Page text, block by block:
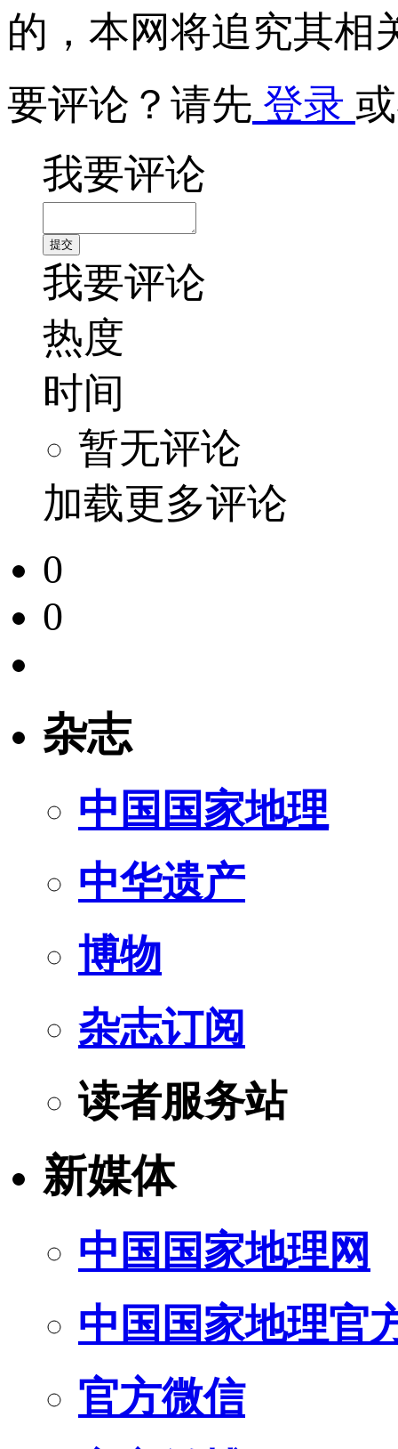
的，本网将追究其相
要评论？请先 登录
我要评论
我要评论
热度
时间
暂无评论
加载更多评论
0
0
杂志
中国国家地理
中华遗产
博物
杂志订阅
读者服务站
新媒体
中国国家地理网
中国国家地理官
官方微信